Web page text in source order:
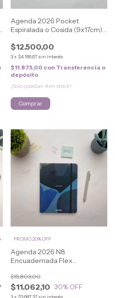
Agenda 2026 Pocket
Espiralada o Cosida (9x17cm)
$12.500,00
3x $4.166,67 sin interés
$11.875,00 con Transferencia o
depósito
¡Solo quedan 4en stock!
Comprar
Agenda 2026 N8
Encuadernada Flex
$11.062,10
$15.803,00
30% OFF
3x $3.687,37 sin interés
PROMO 20% OFF